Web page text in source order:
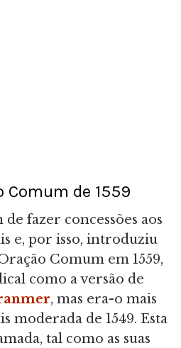
Comum de 1559
fazer concessões aos
e, por isso, introduziu
Comum em 1559,
como a versão de
, mas era-o mais
moderada de 1549. Esta
tal como as suas